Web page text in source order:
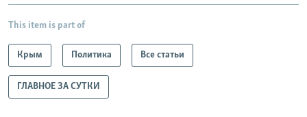
This item is part of
Крым Политика Все статьи
ГЛАВНОЕ ЗА СУТКИ